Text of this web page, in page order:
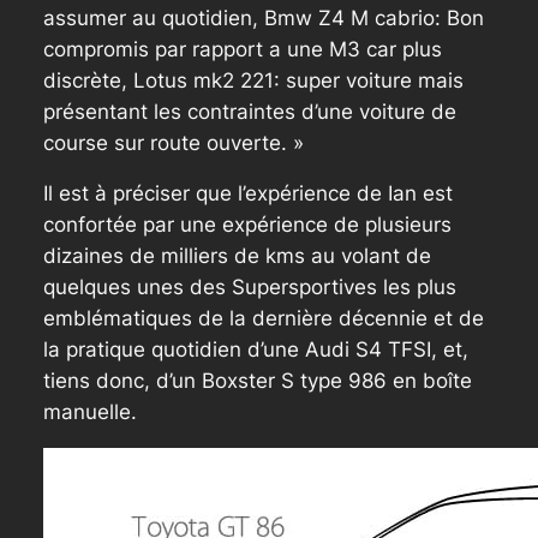
assumer au quotidien, Bmw Z4 M cabrio: Bon
compromis par rapport a une M3 car plus
discrète, Lotus mk2 221: super voiture mais
présentant les contraintes d’une voiture de
course sur route ouverte. »
Il est à préciser que l’expérience de Ian est
confortée par une expérience de plusieurs
dizaines de milliers de kms au volant de
quelques unes des Supersportives les plus
emblématiques de la dernière décennie et de
la pratique quotidien d’une Audi S4 TFSI, et,
tiens donc, d’un Boxster S type 986 en boîte
manuelle.